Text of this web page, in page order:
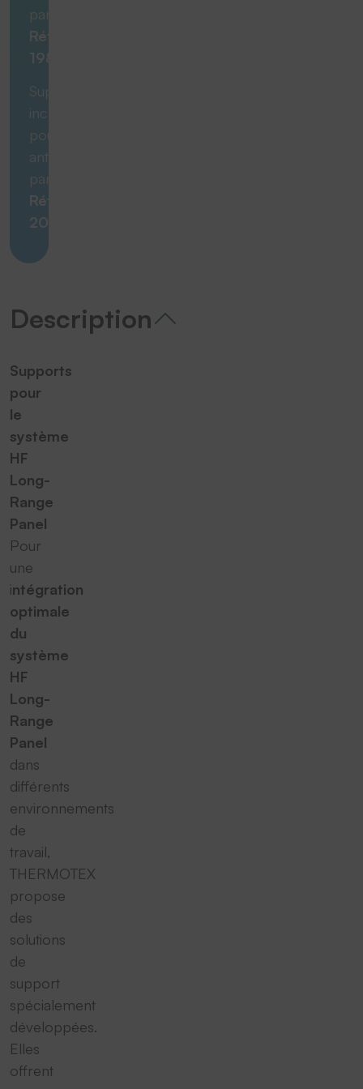
panneau |
Réf.
19840
Support
inclinable
pour
antenne
panneau
Réf.
20145
Description
Supports
pour
le
système
HF
Long-
Range
Panel
Pour
une
intégration
optimale
du
système
HF
Long-
Range
Panel
dans
différents
environnements
de
travail,
THERMOTEX
propose
des
solutions
de
support
spécialement
développées.
Elles
offrent